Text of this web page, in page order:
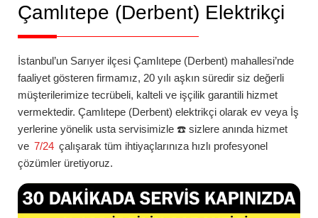
Çamlıtepe (Derbent) Elektrikçi
İstanbul’un Sarıyer ilçesi Çamlıtepe (Derbent) mahallesi’nde
faaliyet gösteren firmamız, 20 yılı aşkın süredir siz değerli
müşterilerimize tecrübeli, kalteli ve işçilik garantili hizmet
vermektedir. Çamlıtepe (Derbent) elektrikçi olarak ev veya İş
yerlerine yönelik usta servisimizle ☎️ sizlere anında hizmet
ve 7/24 çalışarak tüm ihtiyaçlarınıza hızlı profesyonel
çözümler üretiyoruz.